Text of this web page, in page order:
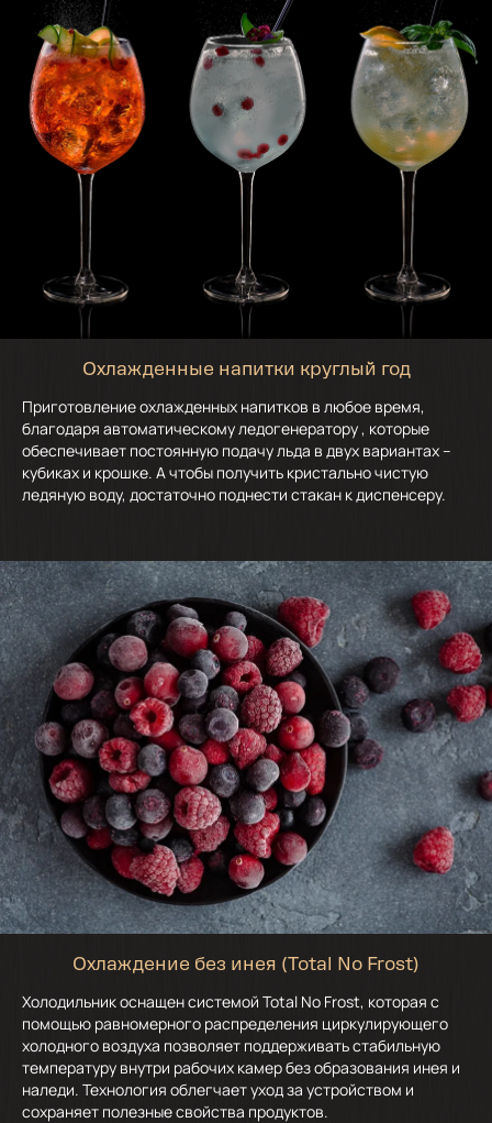
Охлажденные напитки круглый год
Приготовление охлажденных напитков в любое время,
благодаря автоматическому ледогенератору , которые
обеспечивает постоянную подачу льда в двух вариантах –
кубиках и крошке. А чтобы получить кристально чистую
ледяную воду, достаточно поднести стакан к диспенсеру.
Охлаждение без инея (Total No Frost)
Холодильник оснащен системой Total No Frost, которая с
помощью равномерного распределения циркулирующего
холодного воздуха позволяет поддерживать стабильную
температуру внутри рабочих камер без образования инея и
наледи. Технология облегчает уход за устройством и
сохраняет полезные свойства продуктов.